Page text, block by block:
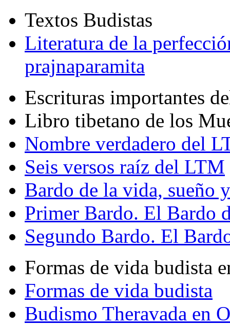
Textos Budistas
Literatura de la
prajnaparamita
Escrituras importantes
Libro tibetano de los
Nombre verdadero del
Seis versos raíz del LTM
Bardo de la vida, sueño
Primer Bardo. El Bardo
Segundo Bardo. El
Formas de vida budista
Formas de vida budista
Budismo Theravada en